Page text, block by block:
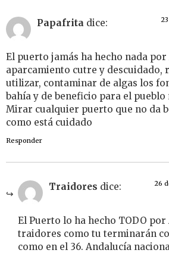
Papafrita dice:
El puerto jamás ha hecho nada
aparcamiento cutre y descuidado,
utilizar, contaminar de algas los
bahía y de beneficio para el pueblo
Mirar cualquier puerto que no da
como está cuidado
Responder
Traidores dice: 26
El Puerto lo ha hecho TODO por
traidores como tu terminarán
como en el 36. Andalucía